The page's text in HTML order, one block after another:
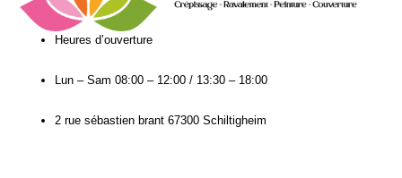
Heures d’ouverture​
Lun – Sam 08:00 – 12:00 / 13:30 – 18:00
2 rue sébastien brant 67300 Schiltigheim